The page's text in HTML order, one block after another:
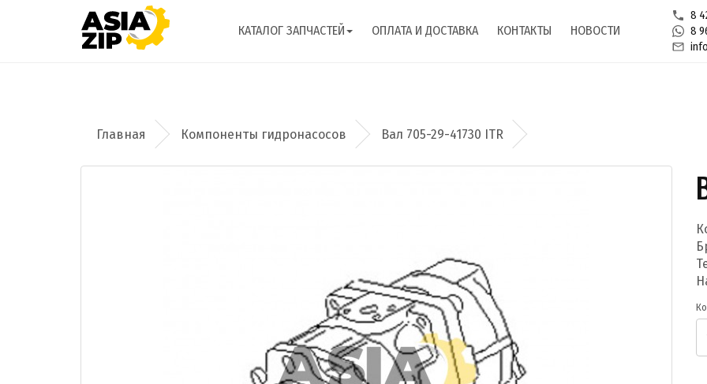
КАТАЛОГ ЗАПЧАСТЕЙ ОПЛАТА И ДОСТАВКА КОНТАКТЫ НОВОСТИ
8
8
Компоненты гидронасосов Вал 705-29-41730 ITR